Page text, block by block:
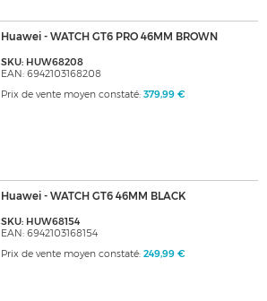
Huawei - WATCH GT6 PRO 46MM BROWN
SKU: HUW68208
EAN: 6942103168208
Prix de vente moyen constaté: 379,99 €
Huawei - WATCH GT6 46MM BLACK
SKU: HUW68154
EAN: 6942103168154
Prix de vente moyen constaté: 249,99 €